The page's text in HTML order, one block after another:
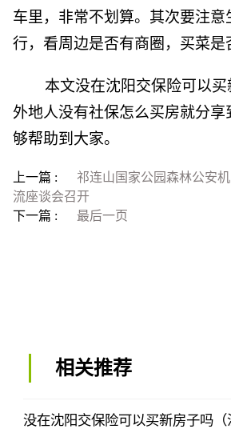
车里，非常不划算。其次要注意
行，看周边是否有商圈，买菜是
本文没在沈阳交保险可以买
外地人没有社保怎么买房就分享
够帮助到大家。
上一篇 :
祁连山国家公园森林公安
流座谈会召开
下一篇 :
最后一页
相关推荐
没在沈阳交保险可以买新房子吗